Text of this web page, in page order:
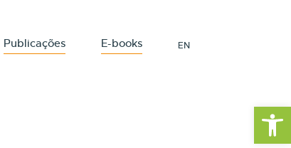
Barra de
Publicações E-books EN